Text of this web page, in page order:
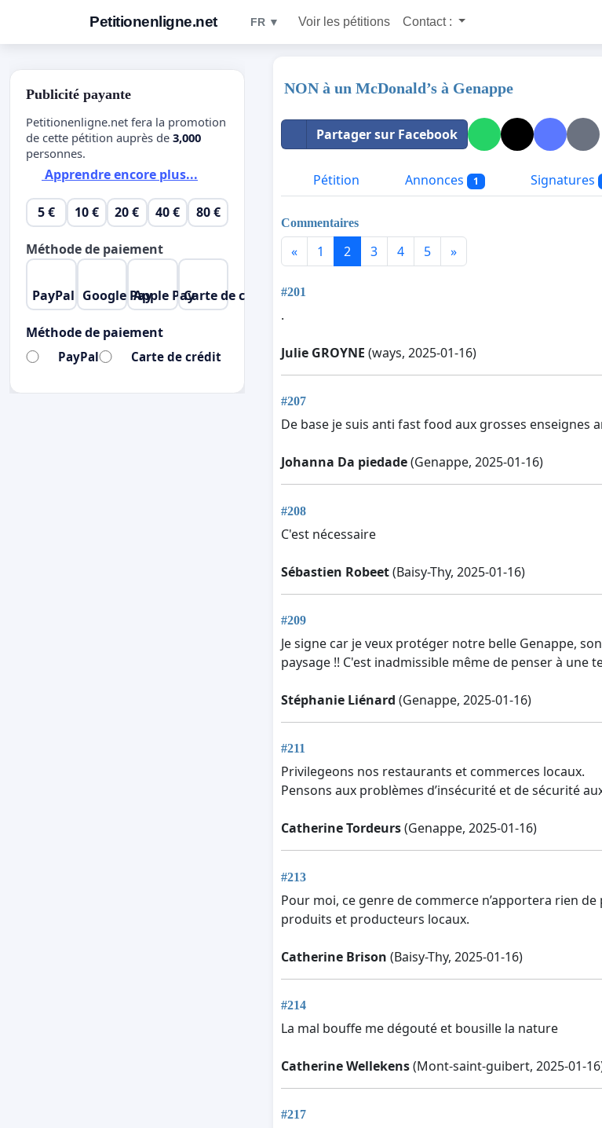
Petitionenligne.net FR ▼ Voir les pétitions Contact :
NON à un McDonald’s à Genappe
Partager sur Facebook
Pétition Annonces 1 Signatures
Commentaires
« 1 2 3 4 5 »
#201
.
Julie GROYNE (ways, 2025-01-16)
#207
De base je suis anti fast food aux grosses
Johanna Da piedade(Genappe, 2025-01-16)
#208
C'est nécessaire
Sébastien Robeet(Baisy-Thy, 2025-01-16)
#209
Je signe car je veux protéger notre belle Genappe,
paysage !! C'est inadmissible même de penser à
Stéphanie Liénard (Genappe, 2025-01-16)
#211
Privilegeons nos restaurants et commerces locaux.
Pensons aux problèmes d’insécurité et de sécurité
Catherine Tordeurs(Genappe, 2025-01-16)
#213
Pour moi, ce genre de commerce n’apportera rien
produits et producteurs locaux.
Catherine Brison (Baisy-Thy, 2025-01-16)
#214
La mal bouffe me dégouté et bousille la nature
Catherine Wellekens(Mont-saint-guibert, 2025-01-
#217
Publicité payante
Petitionenligne.net fera la promotion
de cette pétition auprès de 3,000
personnes.
Apprendre encore plus...
5 € 10 € 20 € 40 € 80 €
Méthode de paiement
PayPal Google PayApple PayCarte de crédit
Méthode de paiement
PayPal Carte de crédit